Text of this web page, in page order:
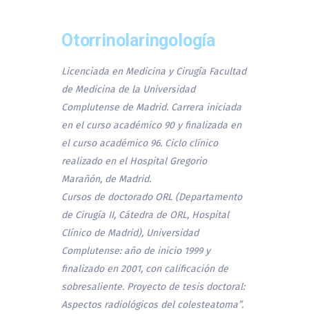
Otorrinolaringología
Licenciada en Medicina y Cirugía Facultad
de Medicina de la Universidad
Complutense de Madrid. Carrera iniciada
en el curso académico 90 y finalizada en
el curso académico 96. Ciclo clínico
realizado en el Hospital Gregorio
Marañón, de Madrid.
Cursos de doctorado ORL (Departamento
de Cirugía II, Cátedra de ORL, Hospital
Clínico de Madrid), Universidad
Complutense: año de inicio 1999 y
finalizado en 2001, con calificación de
sobresaliente. Proyecto de tesis doctoral:
Aspectos radiológicos del colesteatoma”.